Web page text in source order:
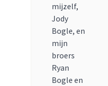
mijzelf,
Jody
Bogle, en
mijn
broers
Ryan
Bogle en